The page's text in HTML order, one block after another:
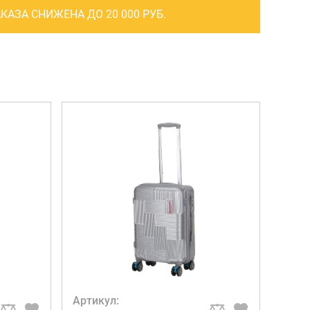
Сумки деловые
Сумки поясные
Сумки пляжные
Сумки для ноутбуков
Сумки-тележки хозяйственные
Сумки-рюкзаки на колёсах
Сумки детские
Рюкзаки
СНИЖЕНА ДО 20 000 РУБ.
Артикул: